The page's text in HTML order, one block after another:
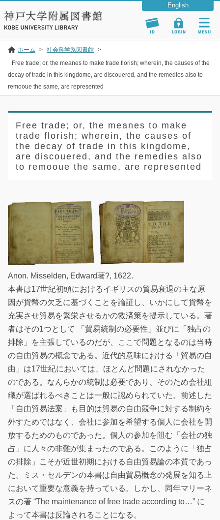
ホーム > 社会科学系図書館 >
Free trade; or, the meanes to make trade florish; wherein, the causes of the
decay of trade in this kingdome, are discouered, and the remedies also to
remooue the same, are represented
Free trade; or, the meanes to make
trade florish; wherein, the causes of
the decay of trade in this kingdome,
are discouered, and the remedies also
to remooue the same, are represented
Anon. Misselden, Edward著?, 1622.
本書は17世紀初頭におけるイギリスの貿易衰退の主な原
因が貨幣の欠乏に基づくことを論証し、いかにして貨幣を
充実させ貿易を繁栄させるかの救済策を提示している。著
者はその1つとして 「貿易統制の必要性」並びに「独占の
排除」を主張しているのだが、ここで問題となるのは当時
の自由貿易の概念である。近代的意味における「貿易の自
由」は17世紀においては、ほとんど問題にされなかった
のである。なんらかの統制は必要であり、そのため会社組
織が選ばれるべきことは一般に認められていた。前述した
「自由貿易法案」も目的は貿易の自由競争に対する制約を
外すためではなく、会社に参加を希望する個人に会社を開
放するためのものであった。個人の参加を阻む「会社の独
占」に人々の非難が集まったのである。このように「独占
の排除」こそが近世初期における自由貿易論の本質であっ
た。ミス・セルデンの本書は自由貿易概念の発展を知る上
において重要な意義を持っている。しかし、同年マリーネ
スの著 “The maintenance of free trade according to…” に
よって本書は反論されることになる。